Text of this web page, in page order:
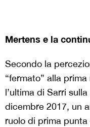
Mertens e la
Secondo la
“fermato” alla
l’ultima di Sarri
dicembre 2017, un
ruolo di prima punta